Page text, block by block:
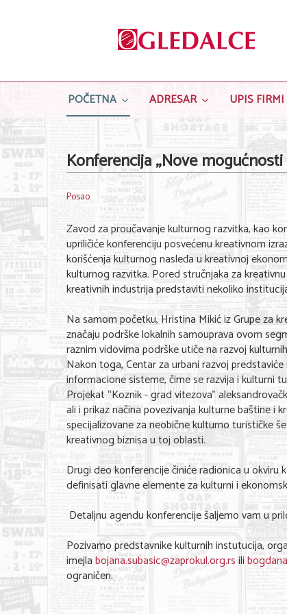
POČETNA ADRESAR UPIS FIRMI
Konferencija „Nove
Posao
Zavod za proučavanje kulturnog razvitka, kao
upriličiće konferenciju posvećenu kreativnom
korišćenja kulturnog nasleđa u kreativnoj
kulturnog razvitka. Pored stručnjaka za
kreativnih industrija predstaviti nekoliko
Na samom početku, Hristina Mikić iz Grupe za
značaju podrške lokalnih samouprava ovom
raznim vidovima podrške utiče na razvoj
Nakon toga, Centar za urbani razvoj
informacione sisteme, čime se razvija i kulturni
Projekat “Koznik - grad vitezova”
ali i prikaz načina povezivanja kulturne baštine i
specijalizovane za neobične kulturno turističke
kreativnog biznisa u toj oblasti.
Drugi deo konferencije činiće radionica u okviru
definisati glavne elemente za kulturni i
Detaljnu agendu konferencije šaljemo vam u
Pozivamo predstavnike kulturnih instutucija,
imejlabojana.subasic@zaprokul.org.rsili
ograničen.